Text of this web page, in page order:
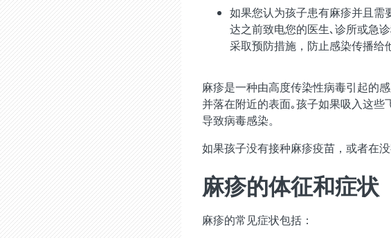
如果您认为孩子患有麻疹并且需
达之前致电您的医生､诊所或急
采取预防措施，防止感染传播给
麻疹是一种由高度传染性病毒引起的
并落在附近的表面｡孩子如果吸入这
导致病毒感染。
如果孩子没有接种麻疹疫苗，或者在
麻疹的体征和症状
麻疹的常见症状包括：